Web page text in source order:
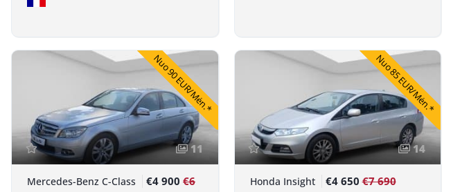
Nuo 90 EUR/Mėn.*
11
Mercedes-Benz C-Class €4 900 €6
Nuo 85 EUR/Mėn.*
14
Honda Insight €4 650€7 690